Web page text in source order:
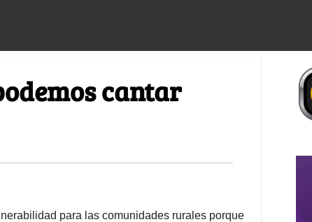
cantar
para las comunidades rurales porque